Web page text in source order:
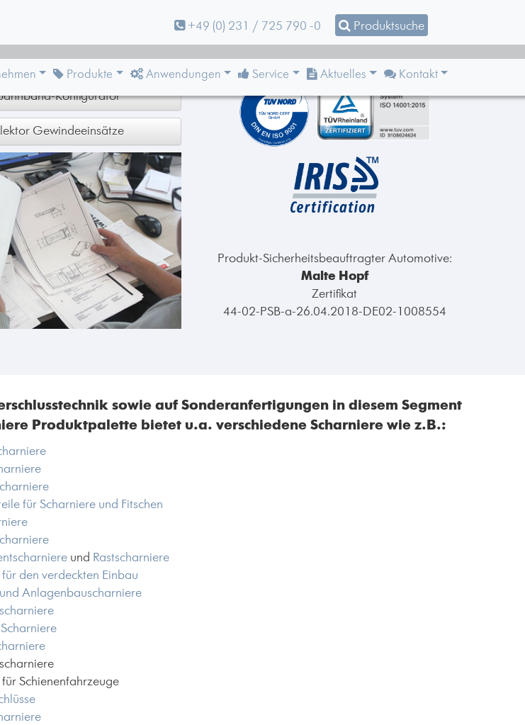
+49 (0) 231 / 725 790 -0 Produktsuche
Produkte Anwendungen Service Aktuelles Kontakt
Konfigurator
Konfigurator
Gewindeeinsätze
Zertifizierungen
Produkt-Sicherheitsbeauftragter Automotive:
Malte Hopf
Zertifikat
44-02-PSB-a-26.04.2018-DE02-1008554
sowie auf Sonderanfertigungen in diesem Segment
Produktpalette bietet u.a. verschiedene Scharniere wie z.B.:
für Scharniere und Fitschen
und Rastscharniere
den verdeckten Einbau
Anlagenbauscharniere
Schienenfahrzeuge